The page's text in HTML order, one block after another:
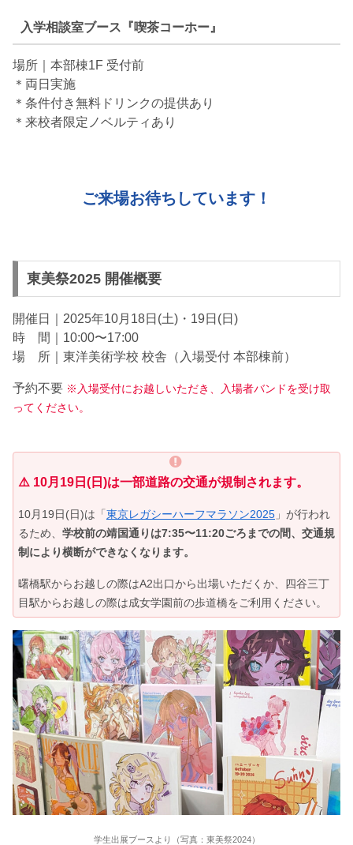
入学相談室ブース『喫茶コーホー』
場所｜本部棟1F 受付前
＊両日実施
＊条件付き無料ドリンクの提供あり
＊来校者限定ノベルティあり
ご来場お待ちしています！
東美祭2025 開催概要
開催日｜2025年10月18日(土)・19日(日)
時 間｜10:00〜17:00
場 所｜東洋美術学校 校舎（入場受付 本部棟前）
予約不要 ※入場受付にお越しいただき、入場者バンドを受け取
ってください。
⚠️ 10月19日(日)は一部道路の交通が規制されます。
10月19日(日)は「 東京レガシーハーフマラソン2025 」が行われ
るため、 学校前の靖国通りは7:35〜11:20ごろまでの間、交通規
制により横断ができなくなります。
曙橋駅からお越しの際はA2出口から出場いただくか、四谷三丁
目駅からお越しの際は成女学園前の歩道橋をご利用ください。
学生出展ブースより（写真：東美祭2024）